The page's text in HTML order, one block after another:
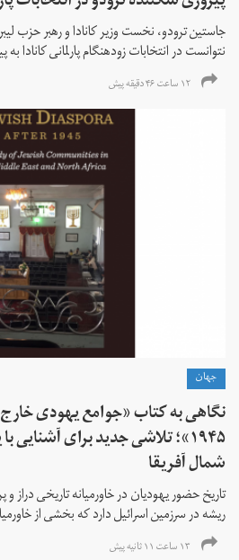
جاستین ترودو، نخست وزیر کانادا و رهبر حزب
نتوانست در انتخابات زود‌هنگام پارلمانی
۱۲ ساعت ۴۶ دقیقه پیش
جهان
نگاهی به کتاب «جوامع یهودی خارج
۱۹۴۵»؛ تلاشی جدید برای آشنایی
شمال آفریقا
تاریخ حضور یهودیان در خاورمیانه تاریخی
ریشه در سرزمین اسرائیل دارد که بخشی از
۱۳ ساعت ۱۱ ثانیه پیش